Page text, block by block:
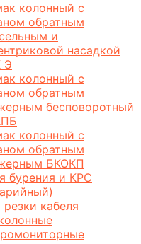
колонный с
обратным
и
насадкой
Э
колонный с
обратным
бесповоротный
колонный с
обратным
БКОКП
бурения и КРС
кабеля